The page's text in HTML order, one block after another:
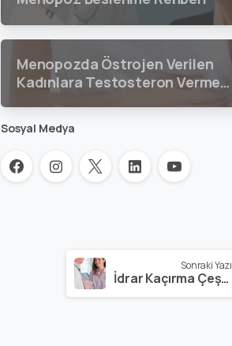
Menopozda Östrojen Verilen
Kadınlara Testosteron Vermeli
Sosyal Medya
Sonraki Yazı
İdrar Kaçırma Çeşitleri